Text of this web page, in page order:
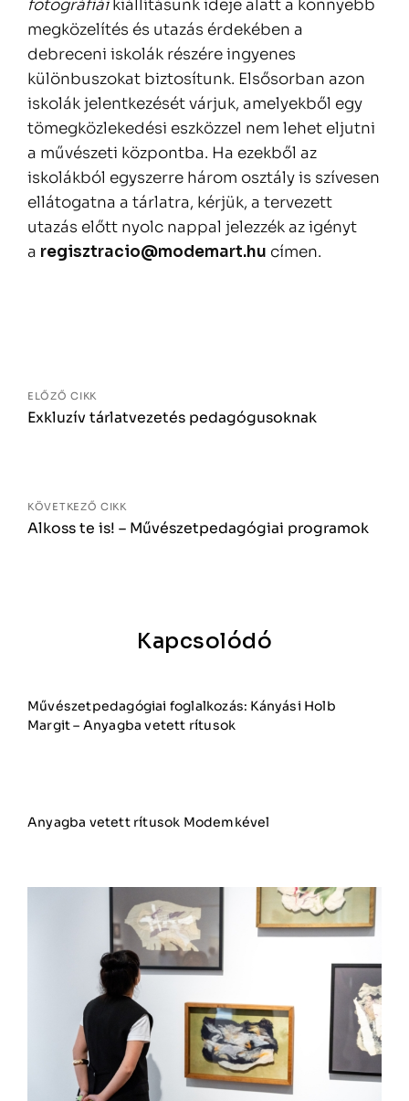
fotográfiáikiállításunk ideje alatt a könnyebb
megközelítés és utazás érdekében a
debreceni iskolák részére ingyenes
különbuszokat biztosítunk. Elsősorban azon
iskolák jelentkezését várjuk, amelyekből egy
tömegközlekedési eszközzel nem lehet eljutni
a művészeti központba. Ha ezekből az
iskolákból egyszerre három osztály is szívesen
ellátogatna a tárlatra, kérjük, a tervezett
utazás előtt nyolc nappal jelezzék az igényt
a regisztracio@modemart.hu címen.
ELŐZŐ CIKK
Exkluzív tárlatvezetés pedagógusoknak
KÖVETKEZŐ CIKK
Alkoss te is! – Művészetpedagógiai programok
Kapcsolódó
Művészetpedagógiai foglalkozás: Kányási Holb
Margit – Anyagba vetett rítusok
Anyagba vetett rítusok Modemkével